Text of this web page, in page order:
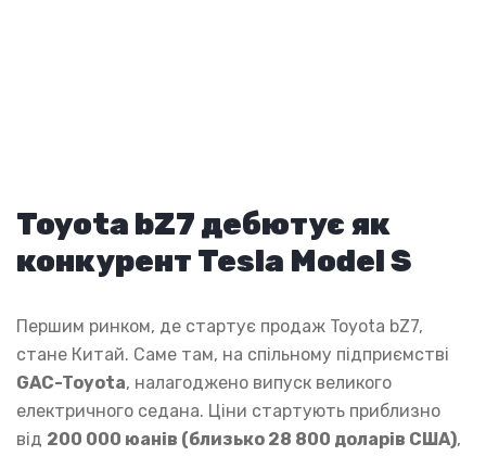
Toyota bZ7 дебютує як
конкурент Tesla Model S
Першим ринком, де стартує продаж Toyota bZ7,
стане Китай. Саме там, на спільному підприємстві
GAC-Toyota, налагоджено випуск великого
електричного седана. Ціни стартують приблизно
від 200 000 юанів (близько 28 800 доларів США),